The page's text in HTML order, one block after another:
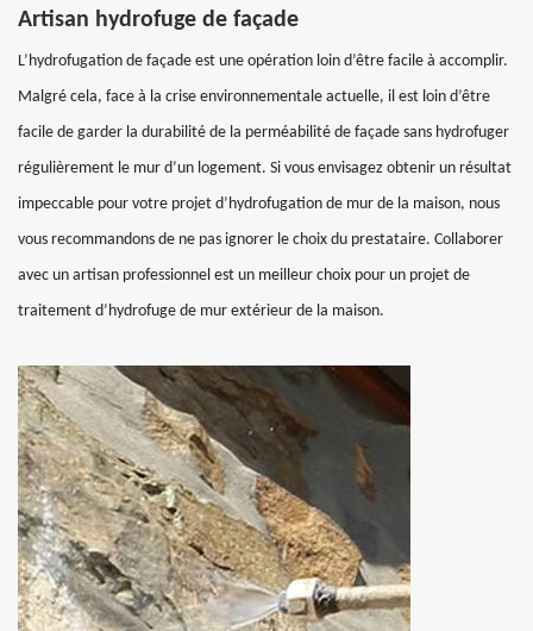
Artisan hydrofuge de façade
L’hydrofugation de façade est une opération loin d’être facile à accomplir.
Malgré cela, face à la crise environnementale actuelle, il est loin d’être
facile de garder la durabilité de la perméabilité de façade sans hydrofuger
régulièrement le mur d’un logement. Si vous envisagez obtenir un résultat
impeccable pour votre projet d’hydrofugation de mur de la maison, nous
vous recommandons de ne pas ignorer le choix du prestataire. Collaborer
avec un artisan professionnel est un meilleur choix pour un projet de
traitement d’hydrofuge de mur extérieur de la maison.